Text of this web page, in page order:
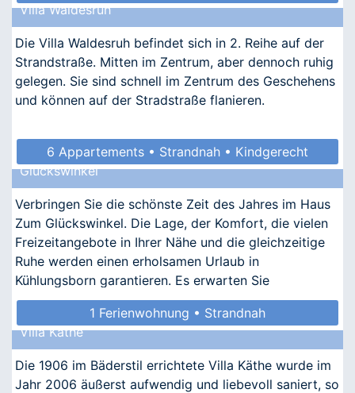
Villa Waldesruh
Die Villa Waldesruh befindet sich in 2. Reihe auf der
Strandstraße. Mitten im Zentrum, aber dennoch ruhig
gelegen. Sie sind schnell im Zentrum des Geschehens
und können auf der Stradstraße flanieren.
6 Appartements • Strandnah • Kindgerecht
Glückswinkel
Verbringen Sie die schönste Zeit des Jahres im Haus
Zum Glückswinkel. Die Lage, der Komfort, die vielen
Freizeitangebote in Ihrer Nähe und die gleichzeitige
Ruhe werden einen erholsamen Urlaub in
Kühlungsborn garantieren. Es erwarten Sie
nostalgischer Ch
1 Ferienwohnung • Strandnah
Villa Käthe
Die 1906 im Bäderstil errichtete Villa Käthe wurde im
Jahr 2006 äußerst aufwendig und liebevoll saniert, so